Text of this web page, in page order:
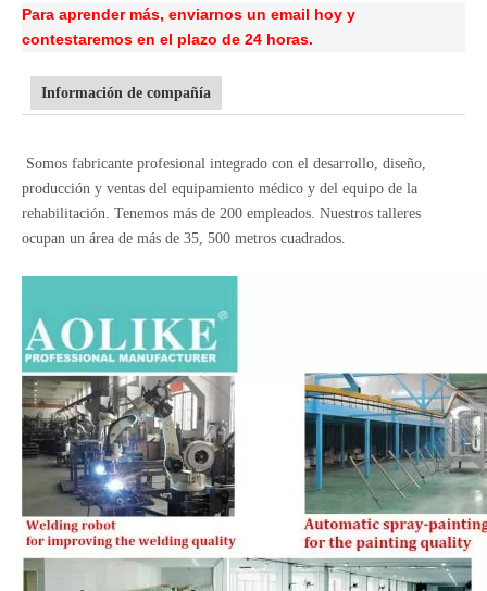
Para aprender más, enviarnos un email hoy y
contestaremos en el plazo de 24 horas.
Información de compañía
Somos fabricante profesional integrado con el desarrollo, diseño,
producción y ventas del equipamiento médico y del equipo de la
rehabilitación. Tenemos más de 200 empleados. Nuestros talleres
ocupan un área de más de 35, 500 metros cuadrados.